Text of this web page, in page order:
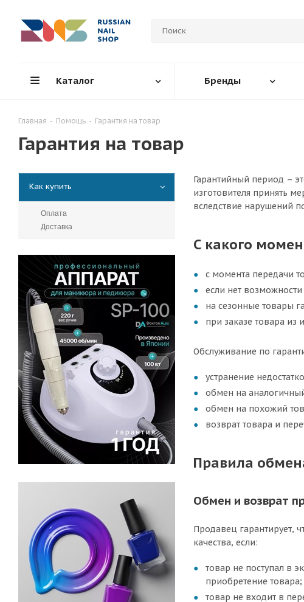
Каталог Бренды
Главная - Помощь - Гарантия на товар
Гарантия на товар
Гарантийный период –
изготовителя принять
вследствие нарушений
С какого
с момента передачи
если нет возможности
на сезонные товары
при заказе товара из
Обслуживание по
устранение
обмен на
обмен на похожий
возврат товара и
Правила
Обмен и возврат
Продавец гарантирует,
качества, если:
товар не поступал в
приобретение товара;
товар не входит в
Как купить
Оплата
Доставка